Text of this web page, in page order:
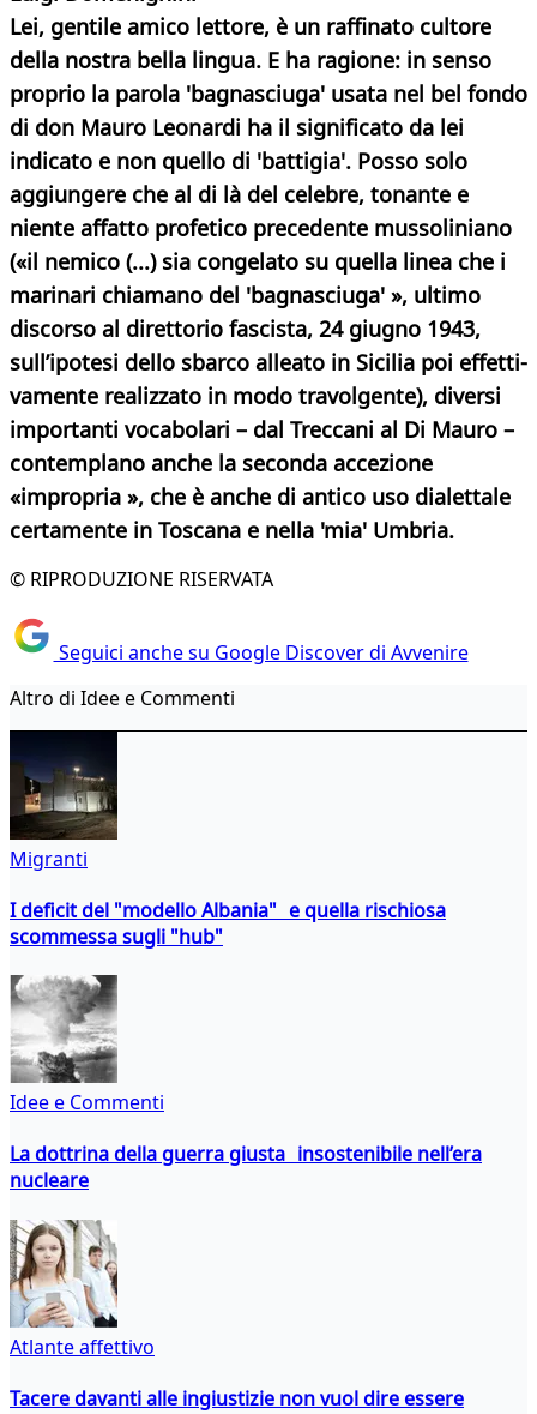
Lei, gentile amico lettore, è un raffinato cultore
della nostra bella lingua. E ha ragione: in senso
proprio la parola 'bagnasciuga' usata nel bel fondo
di don Mauro Leonardi ha il significato da lei
indicato e non quello di 'battigia'. Posso solo
aggiungere che al di là del celebre, tonante e
niente affatto profetico precedente mussoliniano
(«il nemico (...) sia congelato su quella linea che i
marinari chiamano del 'bagnasciuga' », ultimo
discorso al direttorio fascista, 24 giugno 1943,
sull’ipotesi dello sbarco alleato in Sicilia poi effetti-
vamente realizzato in modo travolgente), diversi
importanti vocabolari – dal Treccani al Di Mauro –
contemplano anche la seconda accezione
«impropria », che è anche di antico uso dialettale
certamente in Toscana e nella 'mia' Umbria.
© RIPRODUZIONE RISERVATA
Seguici anche su Google Discover di Avvenire
Altro di Idee e Commenti
Migranti
I deficit del "modello Albania" e quella rischiosa
scommessa sugli "hub"
Idee e Commenti
La dottrina della guerra giusta insostenibile nell’era
nucleare
Atlante affettivo
Tacere davanti alle ingiustizie non vuol dire essere